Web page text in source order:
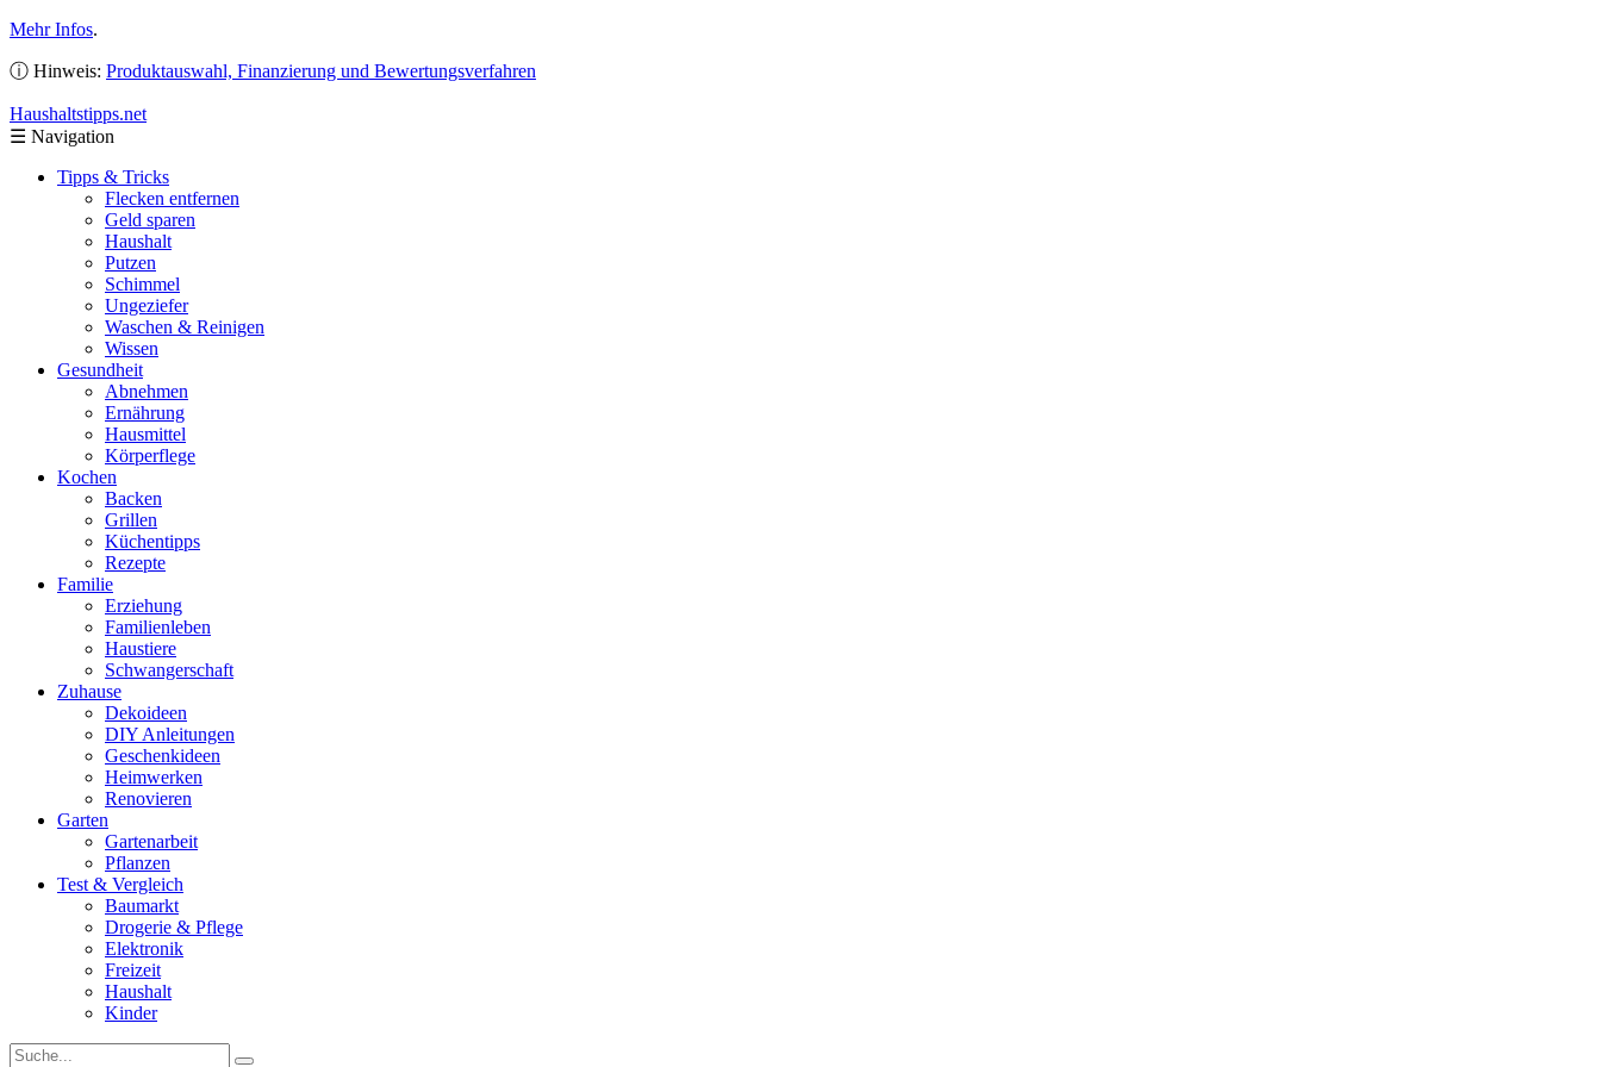
Mehr Infos.
ⓘ Hinweis: Produktauswahl, Finanzierung und Bewertungsverfahren
Haushaltstipps.net
☰ Navigation
Tipps & Tricks
Flecken entfernen
Geld sparen
Haushalt
Putzen
Schimmel
Ungeziefer
Waschen & Reinigen
Wissen
Gesundheit
Abnehmen
Ernährung
Hausmittel
Körperflege
Kochen
Backen
Grillen
Küchentipps
Rezepte
Familie
Erziehung
Familienleben
Haustiere
Schwangerschaft
Zuhause
Dekoideen
DIY Anleitungen
Geschenkideen
Heimwerken
Renovieren
Garten
Gartenarbeit
Pflanzen
Test & Vergleich
Baumarkt
Drogerie & Pflege
Elektronik
Freizeit
Haushalt
Kinder